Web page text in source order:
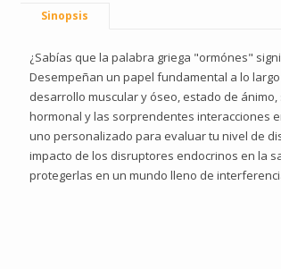
Sinopsis
¿Sabías que la palabra griega "ormónes"
Desempeñan un papel fundamental a lo
desarrollo muscular y óseo, estado de
hormonal y las sorprendentes interacciones
uno personalizado para evaluar tu nivel de
impacto de los disruptores endocrinos en la
protegerlas en un mundo lleno de